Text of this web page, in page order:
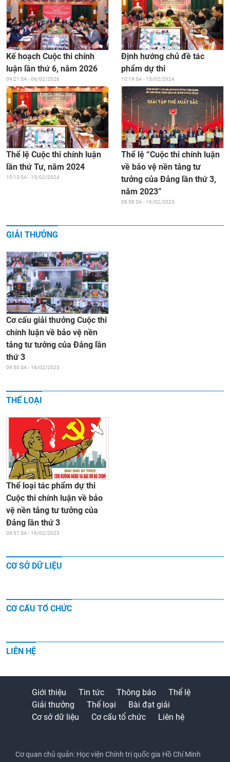
Kế hoạch Cuộc thi chính
luận lần thứ 6, năm 2026
09:21 SA - 06/02/2026
Định hướng chủ đề tác
phẩm dự thi
10:19 SA - 15/02/2024
Thể lệ Cuộc thi chính luận
lần thứ Tư, năm 2024
10:13 SA - 15/02/2024
Thể lệ “Cuộc thi chính luận
về bảo vệ nền tảng tư
tưởng của Đảng lần thứ 3,
năm 2023”
08:58 SA - 16/02/2023
GIẢI THƯỞNG
Cơ cấu giải thưởng Cuộc thi
chính luận về bảo vệ nền
tảng tư tưởng của Đảng lần
thứ 3
09:50 SA - 16/02/2023
THỂ LOẠI
Thể loại tác phẩm dự thi
Cuộc thi chính luận về bảo
vệ nền tảng tư tưởng của
Đảng lần thứ 3
09:57 SA - 16/02/2023
CƠ SỞ DỮ LIỆU
CƠ CẤU TỔ CHỨC
LIÊN HỆ
Giới thiệu Tin tức Thông báo
Thể lệ
Giải thưởng
Thể loại
Bài đạt giải
Cơ sở dữ liệu
Cơ cấu tổ chức Liên hệ
Cơ quan chủ quản: Học viện Chính trị quốc gia Hồ Chí Minh